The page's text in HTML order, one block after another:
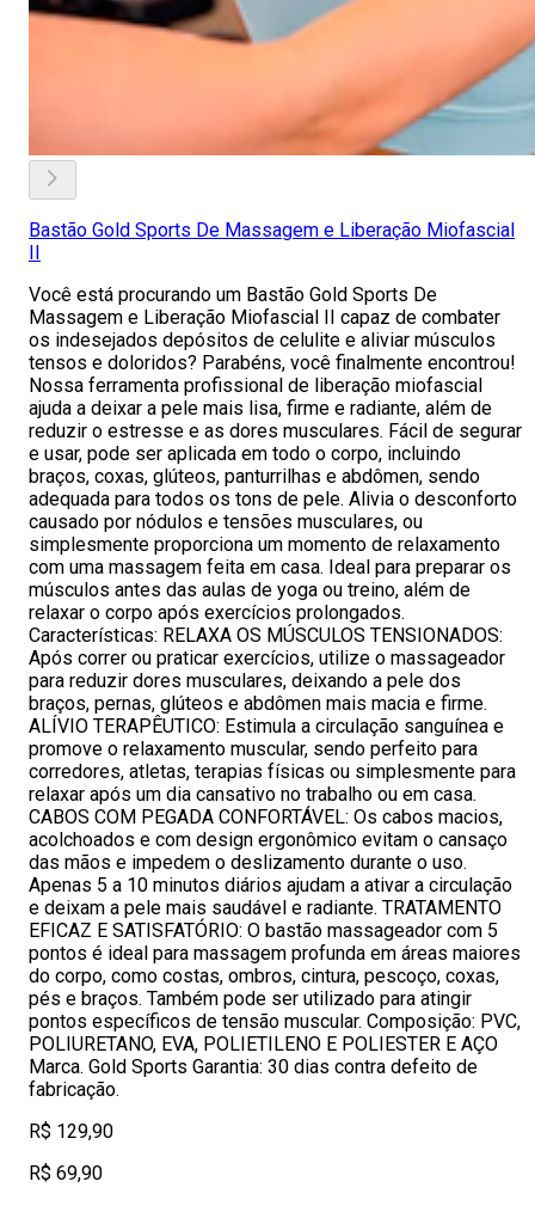
Bastão Gold Sports De Massagem e Liberação Miofascial
II
Você está procurando um Bastão Gold Sports De
Massagem e Liberação Miofascial II capaz de combater
os indesejados depósitos de celulite e aliviar músculos
tensos e doloridos? Parabéns, você finalmente encontrou!
Nossa ferramenta profissional de liberação miofascial
ajuda a deixar a pele mais lisa, firme e radiante, além de
reduzir o estresse e as dores musculares. Fácil de segurar
e usar, pode ser aplicada em todo o corpo, incluindo
braços, coxas, glúteos, panturrilhas e abdômen, sendo
adequada para todos os tons de pele. Alivia o desconforto
causado por nódulos e tensões musculares, ou
simplesmente proporciona um momento de relaxamento
com uma massagem feita em casa. Ideal para preparar os
músculos antes das aulas de yoga ou treino, além de
relaxar o corpo após exercícios prolongados.
Características: RELAXA OS MÚSCULOS TENSIONADOS:
Após correr ou praticar exercícios, utilize o massageador
para reduzir dores musculares, deixando a pele dos
braços, pernas, glúteos e abdômen mais macia e firme.
ALÍVIO TERAPÊUTICO: Estimula a circulação sanguínea e
promove o relaxamento muscular, sendo perfeito para
corredores, atletas, terapias físicas ou simplesmente para
relaxar após um dia cansativo no trabalho ou em casa.
CABOS COM PEGADA CONFORTÁVEL: Os cabos macios,
acolchoados e com design ergonômico evitam o cansaço
das mãos e impedem o deslizamento durante o uso.
Apenas 5 a 10 minutos diários ajudam a ativar a circulação
e deixam a pele mais saudável e radiante. TRATAMENTO
EFICAZ E SATISFATÓRIO: O bastão massageador com 5
pontos é ideal para massagem profunda em áreas maiores
do corpo, como costas, ombros, cintura, pescoço, coxas,
pés e braços. Também pode ser utilizado para atingir
pontos específicos de tensão muscular. Composição: PVC,
POLIURETANO, EVA, POLIETILENO E POLIESTER E AÇO
Marca. Gold Sports Garantia: 30 dias contra defeito de
fabricação.
R$ 129,90
R$ 69,90